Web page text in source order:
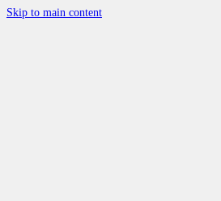
Skip to main content